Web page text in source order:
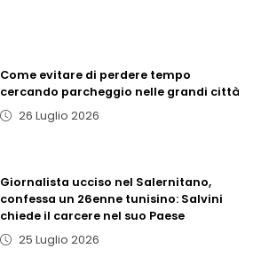
Come evitare di perdere tempo
cercando parcheggio nelle grandi città
26 Luglio 2026
Giornalista ucciso nel Salernitano,
confessa un 26enne tunisino: Salvini
chiede il carcere nel suo Paese
25 Luglio 2026